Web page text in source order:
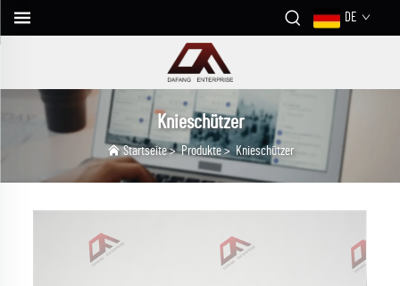
DE
Knieschützer
Startseite>Produkte>Knieschützer